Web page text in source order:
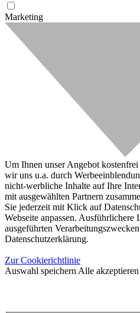
Marketing
Um Ihnen unser Angebot
wir uns u.a. durch
nicht-werbliche Inhalte auf Ihre
mit ausgewählten Partnern
Sie jederzeit mit Klick auf
Webseite anpassen.
ausgeführten
Datenschutzerklärung.
Zur Cookierichtlinie
Auswahl speichern Alle akzeptieren